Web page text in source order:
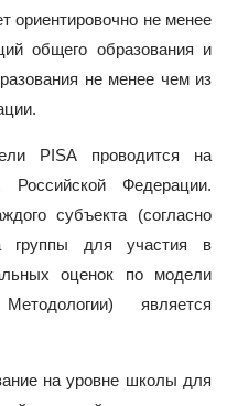
ориентировочно не менее
общего образования и
не менее чем из
PISA проводится на
Федерации.
субъекта (согласно
группы для участия в
оценок по модели
является
на уровне школы для